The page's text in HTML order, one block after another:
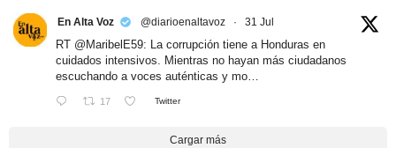
En Alta Voz @diarioenaltavoz · 31 Jul
RT @MaribelE59: La corrupción tiene a Honduras en
cuidados intensivos. Mientras no hayan más ciudadanos
escuchando a voces auténticas y mo…
17 Twitter
Cargar más